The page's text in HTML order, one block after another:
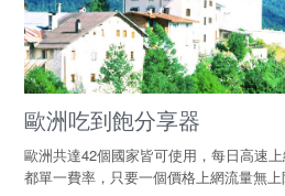
歐洲吃到飽分享器
歐洲共達42個國家皆可使用，每日高速
都單一費率，只要一個價格上網流量無上